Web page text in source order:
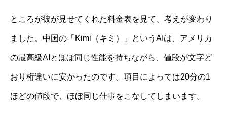
ところが彼が見せてくれた料金表を見て、考えが変わり
ました。中国の「Kimi（キミ）」というAIは、アメリカ
の最高級AIとほぼ同じ性能を持ちながら、値段が文字ど
おり桁違いに安かったのです。項目によっては20分の1
ほどの値段で、ほぼ同じ仕事をこなしてしまいます。